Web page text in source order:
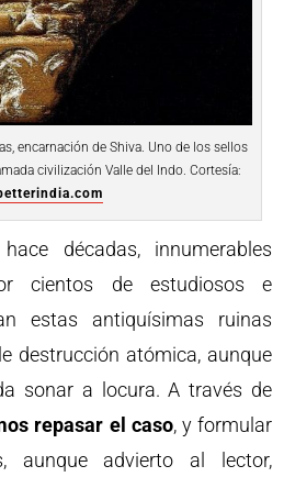
encarnación de Shiva. Uno de los sellos
civilización Valle del Indo. Cortesía:
décadas, innumerables
cientos de estudiosos e
estas antiquísimas ruinas
destrucción atómica, aunque
sonar a locura. A través de
repasar el caso, y formular
aunque advierto al lector,